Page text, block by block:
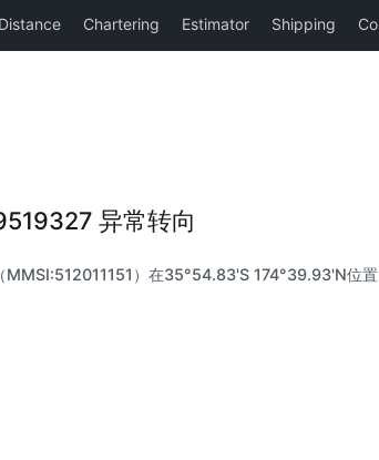
异常转向
）在35°54.83'S 174°39.93'N位置